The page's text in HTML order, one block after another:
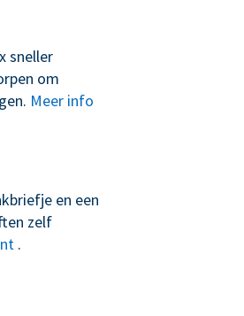
sneller
om
Meer info
en een
zelf
.